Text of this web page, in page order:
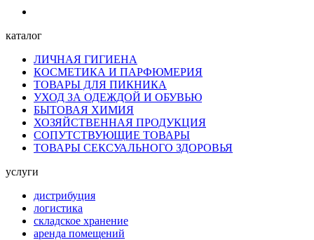
каталог
ЛИЧНАЯ ГИГИЕНА
КОСМЕТИКА И ПАРФЮМЕРИЯ
ТОВАРЫ ДЛЯ ПИКНИКА
УХОД ЗА ОДЕЖДОЙ И ОБУВЬЮ
БЫТОВАЯ ХИМИЯ
ХОЗЯЙСТВЕННАЯ ПРОДУКЦИЯ
СОПУТСТВУЮЩИЕ ТОВАРЫ
ТОВАРЫ СЕКСУАЛЬНОГО ЗДОРОВЬЯ
услуги
дистрибуция
логистика
складское хранение
аренда помещений